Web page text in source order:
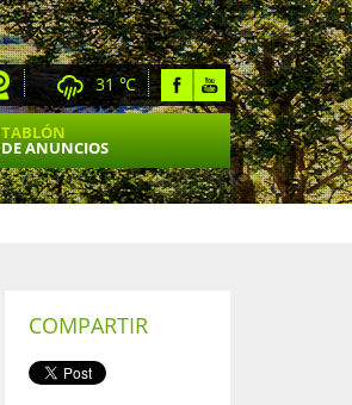
31 ℃
TABLÓN
DE ANUNCIOS
COMPARTIR